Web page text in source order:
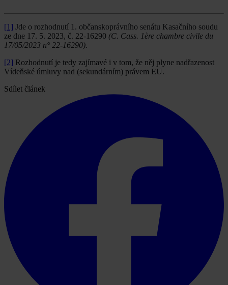
[1] Jde o rozhodnutí 1. občanskoprávního senátu Kasačního soudu
ze dne 17. 5. 2023, č. 22-16290 (C. Cass. 1ère chambre civile du
17/05/2023 n° 22-16290).
[2] Rozhodnutí je tedy zajímavé i v tom, že něj plyne nadřazenost
Vídeňské úmluvy nad (sekundárním) právem EU.
Sdílet článek